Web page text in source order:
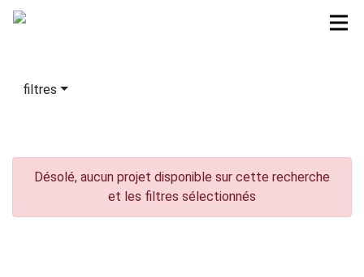
filtres
Désolé, aucun projet disponible sur cette recherche
et les filtres sélectionnés